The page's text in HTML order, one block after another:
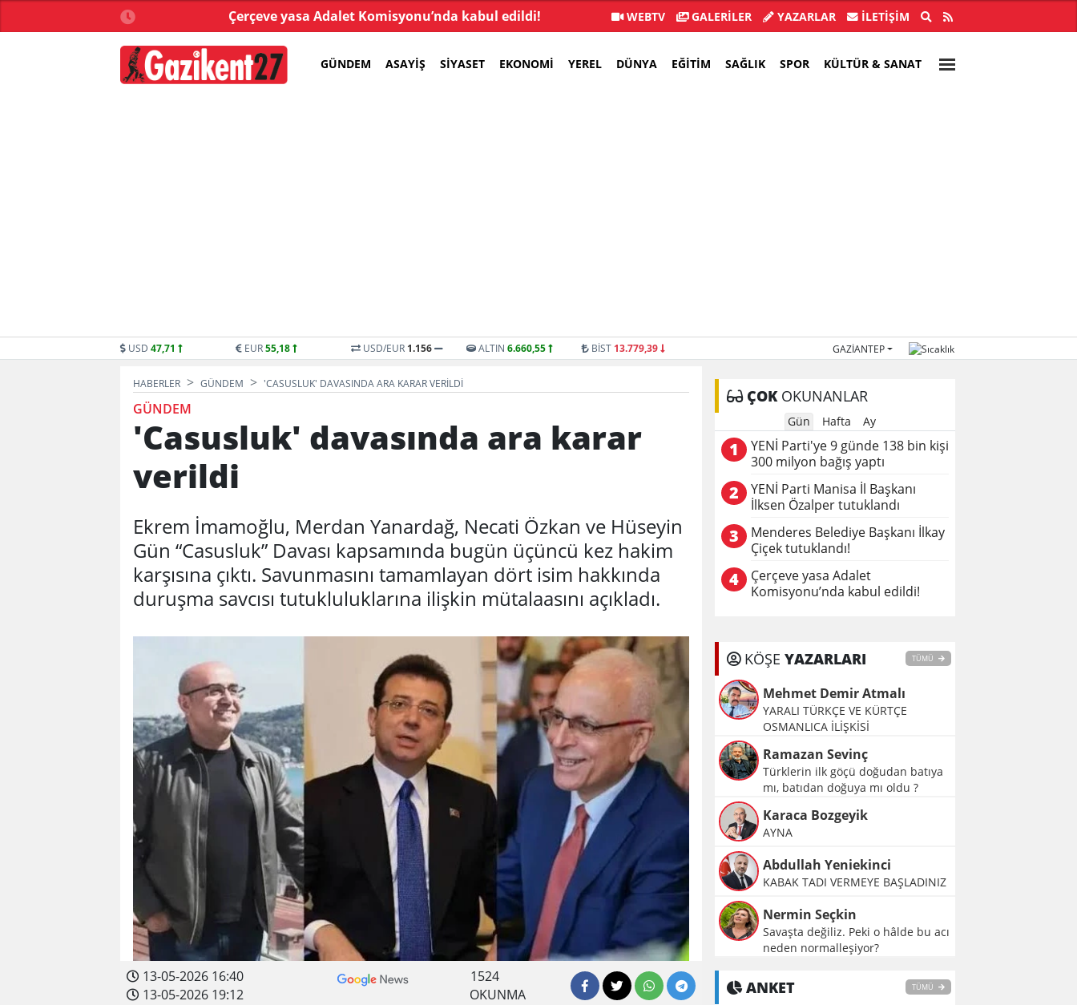
Özalper tutuklandı Çerçeve yasa Adalet Komisyonu’nda kabul edildi! YENİ Parti'ye 9 günde 138 bin kişi 300 milyon bağış yaptı
WEBTV GALERİLER YAZARLAR İLETIŞIM
GÜNDEM ASAYIŞ SIYASET EKONOMI YEREL DÜNYA EĞITIM SAĞLIK SPOR KÜLTÜR & SANAT
USD 47,71 EUR55,18 USD/EUR 1.156 ALTIN 6.660,55 BİST 13.779,39 GAZIANTEP
HABERLER GÜNDEM 'CASUSLUK' DAVASINDA ARA KARAR VERILDI
GÜNDEM
'Casusluk' davasında ara karar
verildi
Ekrem İmamoğlu, Merdan Yanardağ, Necati Özkan ve Hüseyin
Gün “Casusluk” Davası kapsamında bugün üçüncü kez hakim
karşısına çıktı. Savunmasını tamamlayan dört isim hakkında
duruşma savcısı tutukluluklarına ilişkin mütalaasını açıkladı.
13-05-2026 16:40
13-05-2026 19:12
1524
OKUNMA
ÇOKOKUNANLAR
Gün Hafta Ay
1
YENİ Parti'ye 9 günde 138 bin kişi
300 milyon bağış yaptı
2
YENİ Parti Manisa İl Başkanı
İlksen Özalper tutuklandı
3
Menderes Belediye Başkanı İlkay
Çiçek tutuklandı!
4
Çerçeve yasa Adalet
Komisyonu’nda kabul edildi!
KÖŞE YAZARLARI TÜMÜ
Mehmet Demir Atmalı
YARALI TÜRKÇE VE KÜRTÇE
OSMANLICA İLİŞKİSİ
Ramazan Sevinç
Türklerin ilk göçü doğudan batıya
mı, batıdan doğuya mı oldu ?
Karaca Bozgeyik
AYNA
Abdullah Yeniekinci
KABAK TADI VERMEYE BAŞLADINIZ
Nermin Seçkin
Savaşta değiliz. Peki o hâlde bu acı
neden normalleşiyor?
ANKET TÜMÜ